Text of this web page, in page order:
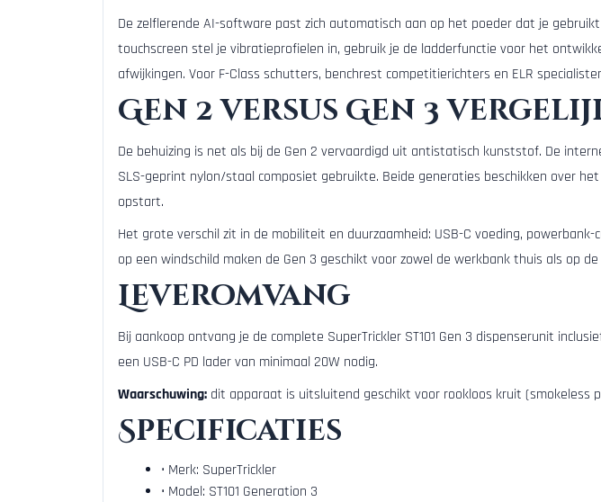
De zelflerende AI-software past zich automatisch aan op het poeder dat je
touchscreen stel je vibratieprofielen in, gebruik je de ladderfunctie voor het
afwijkingen. Voor F-Class schutters, benchrest competitierichters en ELR
Gen 2 versus Gen 3
De behuizing is net als bij de Gen 2 vervaardigd uit antistatisch kunststof. De
SLS-geprint nylon/staal composiet gebruikte. Beide generaties beschikken over
opstart.
Het grote verschil zit in de mobiliteit en duurzaamheid: USB-C voeding,
op een windschild maken de Gen 3 geschikt voor zowel de werkbank thuis als op
Leveromvang
Bij aankoop ontvang je de complete SuperTrickler ST101 Gen 3 dispenserunit
een USB-C PD lader van minimaal 20W nodig.
Waarschuwing:dit apparaat is uitsluitend geschikt voor rookloos kruit (smokeless
Specificaties
• Merk: SuperTrickler
• Model: ST101 Generation 3